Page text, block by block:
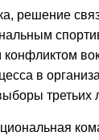
решение
в
третьих